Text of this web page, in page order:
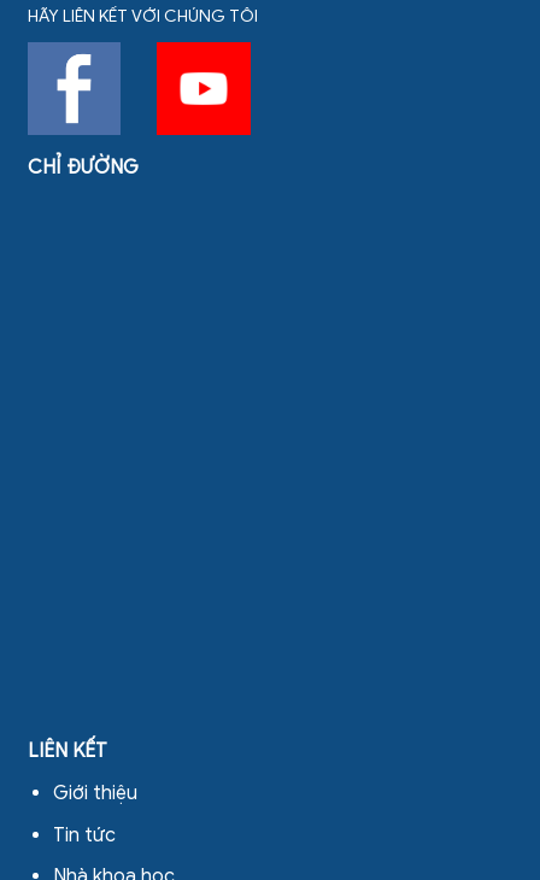
HÃY LIÊN KẾT VỚI CHÚNG TÔI
CHỈ ĐƯỜNG
LIÊN KẾT
Giới thiệu
Tin tức